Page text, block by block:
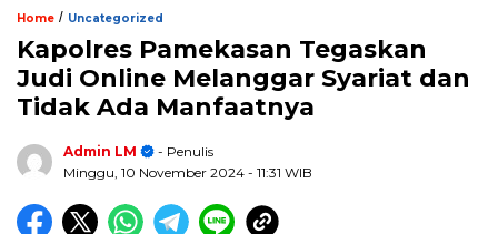
Home / Uncategorized
Kapolres Pamekasan Tegaskan
Judi Online Melanggar Syariat dan
Tidak Ada Manfaatnya
Admin LM
- Penulis
Minggu, 10 November 2024 - 11:31 WIB